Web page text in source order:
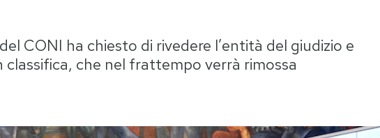
CONI ha chiesto di rivedere l’entità del giudizio e
classifica, che nel frattempo verrà rimossa